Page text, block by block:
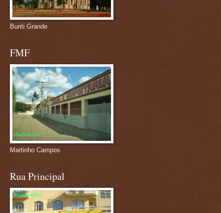
Buriti Grande
FMF
Martinho Campos
Rua Principal